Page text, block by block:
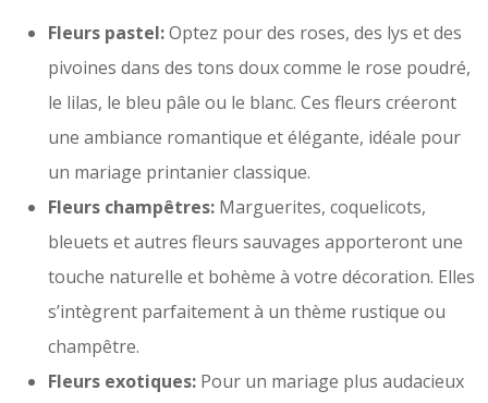
Fleurs pastel:Optez pour des roses, des lys et des
pivoines dans des tons doux comme le rose poudré,
le lilas, le bleu pâle ou le blanc. Ces fleurs créeront
une ambiance romantique et élégante, idéale pour
un mariage printanier classique.
Fleurs champêtres: Marguerites, coquelicots,
bleuets et autres fleurs sauvages apporteront une
touche naturelle et bohème à votre décoration. Elles
s’intègrent parfaitement à un thème rustique ou
champêtre.
Fleurs exotiques: Pour un mariage plus audacieux